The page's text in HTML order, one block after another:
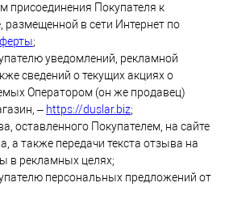
присоединения Покупателя к
размещенной в сети Интернет по
;
уведомлений, рекламной
сведений о текущих акциях о
Оператором (он же продавец)
– https://duslar.biz;
оставленного Покупателем, на сайте
а также передачи текста отзыва на
в рекламных целях;
персональных предложений от